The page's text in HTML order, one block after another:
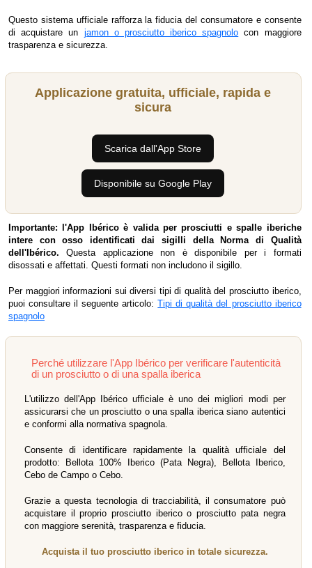
Questo sistema ufficiale rafforza la fiducia del consumatore e consente
di acquistare un jamon o prosciutto iberico spagnolo con maggiore
trasparenza e sicurezza.
Applicazione gratuita, ufficiale, rapida e
sicura
Scarica dall'App Store
Disponibile su Google Play
Importante: l'App Ibérico è valida per prosciutti e spalle iberiche
intere con osso identificati dai sigilli della Norma di Qualità
dell'Ibérico. Questa applicazione non è disponibile per i formati
disossati e affettati. Questi formati non includono il sigillo.
Per maggiori informazioni sui diversi tipi di qualità del prosciutto iberico,
puoi consultare il seguente articolo:Tipi di qualità del prosciutto iberico
spagnolo
Perché utilizzare l'App Ibérico per verificare l'autenticità
di un prosciutto o di una spalla iberica
L'utilizzo dell'App Ibérico ufficiale è uno dei migliori modi per
assicurarsi che un prosciutto o una spalla iberica siano autentici
e conformi alla normativa spagnola.
Consente di identificare rapidamente la qualità ufficiale del
prodotto: Bellota 100% Iberico (Pata Negra), Bellota Iberico,
Cebo de Campo o Cebo.
Grazie a questa tecnologia di tracciabilità, il consumatore può
acquistare il proprio prosciutto iberico o prosciutto pata negra
con maggiore serenità, trasparenza e fiducia.
Acquista il tuo prosciutto iberico in totale sicurezza.